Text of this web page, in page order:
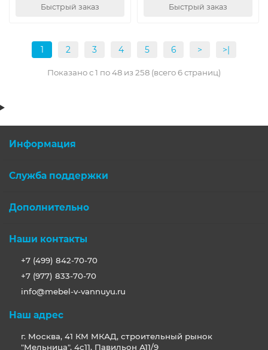
Быстрый заказ Быстрый заказ
1 2 3 4 5 6 > >|
Показано с 1 по 48 из 258 (всего 6 страниц)
Информация
Служба поддержки
Дополнительно
Наши контакты
+7 (499) 842-70-70
+7 (977) 833-70-70
info@mebel-v-vannuyu.ru
Наш адрес
г. Москва, 41 КМ МКАД, строительный рынок
"Мельница", 4с11, Павильон А11/9